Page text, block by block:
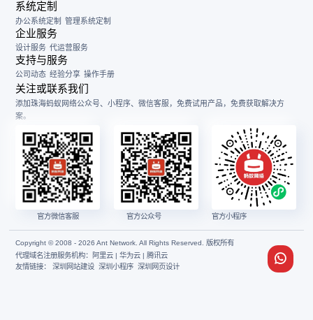
系统定制
办公系统定制 管理系统定制
企业服务
设计服务 代运营服务
支持与服务
公司动态 经验分享 操作手册
关注或联系我们
添加珠海蚂蚁网络公众号、小程序、微信客服，免费试用产品，免费获取解决方
案。
官方微信客服 官方公众号 官方小程序
Copyright © 2008 - 2026 Ant Network. All Rights Reserved. 版权所有
代理域名注册服务机构：阿里云 | 华为云 | 腾讯云
友情链接：深圳网站建设 深圳小程序 深圳网页设计